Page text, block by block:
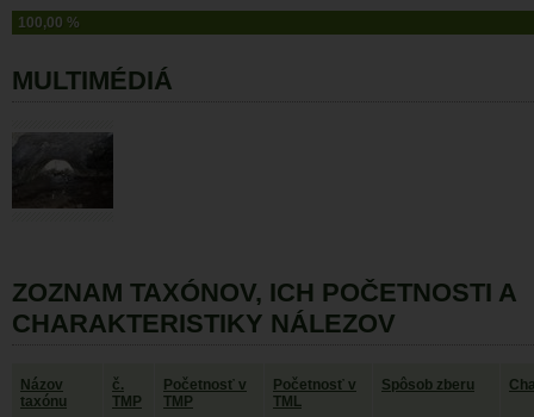
100,00 %
MULTIMÉDIÁ
ZOZNAM TAXÓNOV, ICH POČETNOSTI A
CHARAKTERISTIKY NÁLEZOV
Názov
taxónu
č.
TMP
Početnosť v
TMP
Početnosť v
TML
Spôsob zberu